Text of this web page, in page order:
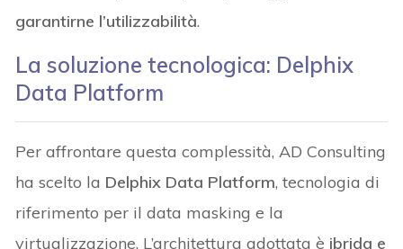
garantirne l’utilizzabilità.
La soluzione tecnologica: Delphix
Data Platform
Per affrontare questa complessità, AD Consulting
ha scelto la Delphix Data Platform, tecnologia di
riferimento per il data masking e la
virtualizzazione. L’architettura adottata è ibrida e